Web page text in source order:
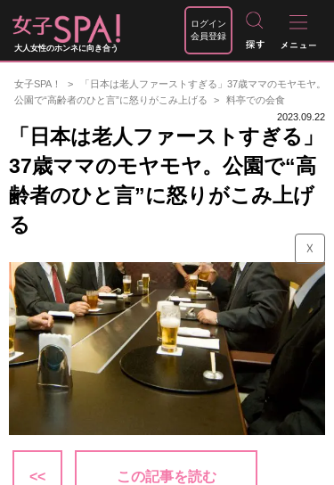
大人女性のホンネに向き合う
ログイン
会員登録
女子SPA！
「日本は老人ファーストすぎる」37歳ママのモヤモヤ。
公園で“高齢者のひと言”に怒りがこみ上げる
料亭での会食
2023.09.22
「日本は老人ファーストすぎる」
37歳ママのモヤモヤ。公園で“高
齢者のひと言”に怒りがこみ上げ
る
☓
<< この記事を読む